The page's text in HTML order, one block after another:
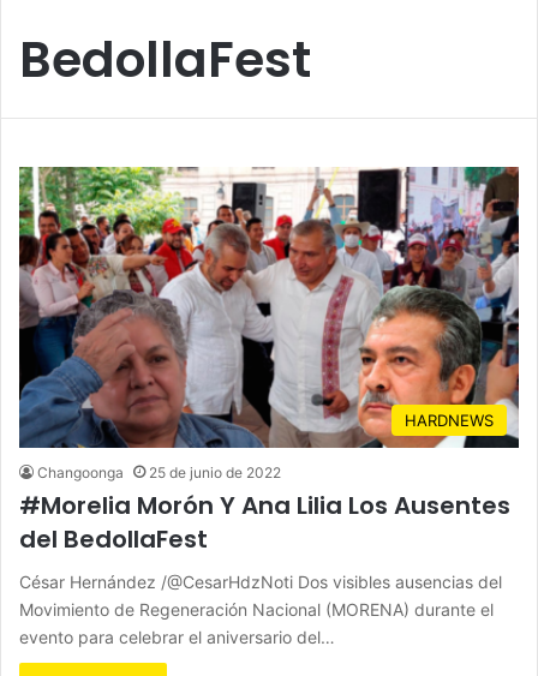
BedollaFest
HARDNEWS
Changoonga 25 de junio de 2022
#Morelia Morón Y Ana Lilia Los Ausentes
del BedollaFest
César Hernández /@CesarHdzNoti Dos visibles ausencias del
Movimiento de Regeneración Nacional (MORENA) durante el
evento para celebrar el aniversario del…